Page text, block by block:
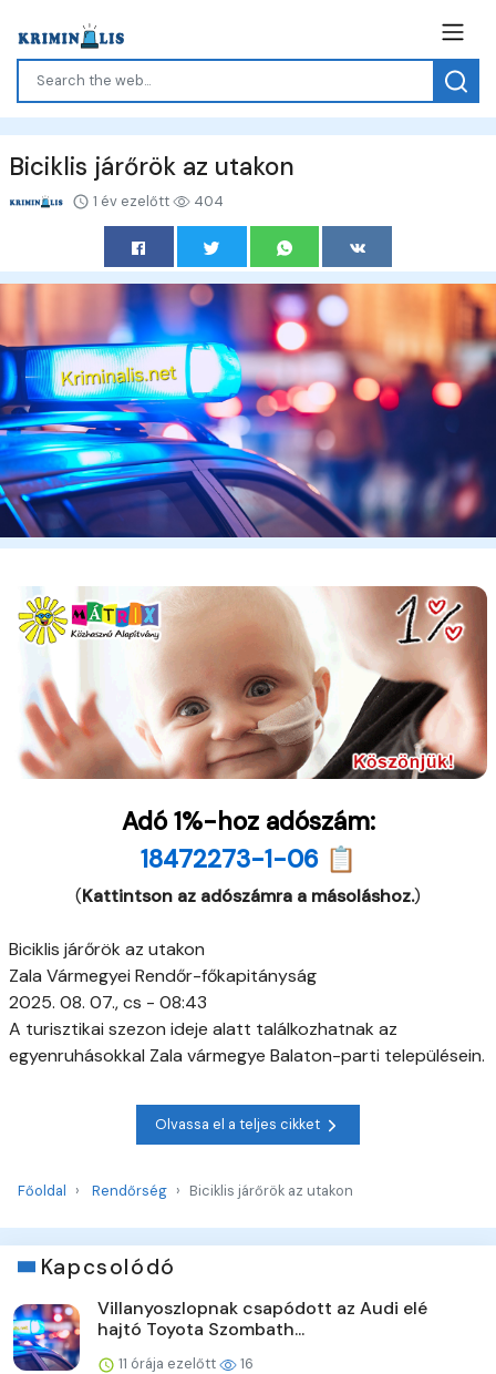
Biciklis járőrök az utakon
1 év ezelőtt 404
Adó 1%-hoz adószám:
18472273-1-06 📋
(Kattintson az adószámra a másoláshoz.)
Biciklis járőrök az utakon
Zala Vármegyei Rendőr-főkapitányság
2025. 08. 07., cs - 08:43
A turisztikai szezon ideje alatt találkozhatnak az
egyenruhásokkal Zala vármegye Balaton-parti településein.
Olvassa el a teljes cikket
Főoldal Rendőrség Biciklis járőrök az utakon
Kapcsolódó
Villanyoszlopnak csapódott az Audi elé
hajtó Toyota Szombath...
11 órája ezelőtt 16